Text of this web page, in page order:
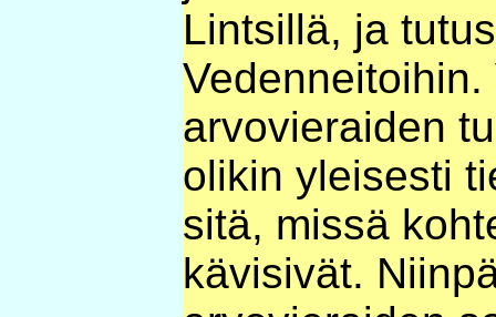
Lintsillä, ja
Vedenneitoihin.
arvovieraiden
olikin yleisesti
sitä, missä
kävisivät.